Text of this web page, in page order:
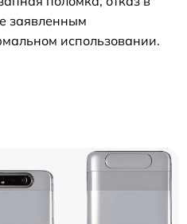
заявленным
использовании.